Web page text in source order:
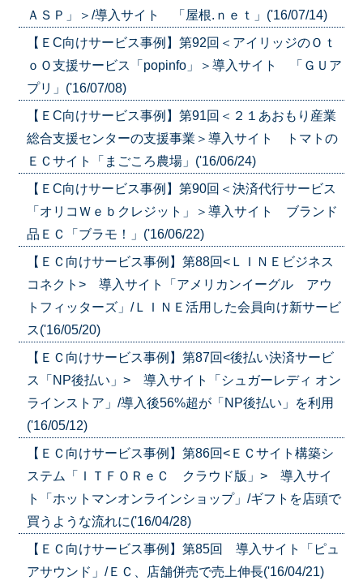
ＡＳＰ」＞/導入サイト 「屋根.ｎｅｔ」('16/07/14)
【ＥC向けサービス事例】第92回＜アイリッジのＯｔ
ｏＯ支援サービス「popinfo」＞導入サイト 「ＧＵア
プリ」('16/07/08)
【ＥC向けサービス事例】第91回＜２１あおもり産業
総合支援センターの支援事業＞導入サイト トマトの
ＥＣサイト「まごころ農場」('16/06/24)
【ＥC向けサービス事例】第90回＜決済代行サービス
「オリコＷｅｂクレジット」＞導入サイト ブランド
品ＥＣ「ブラモ！」('16/06/22)
【ＥＣ向けサービス事例】第88回<ＬＩＮＥビジネス
コネクト> 導入サイト「アメリカンイーグル アウ
トフィッターズ」/ＬＩＮＥ活用した会員向け新サービ
ス('16/05/20)
【ＥＣ向けサービス事例】第87回<後払い決済サービ
ス「NP後払い」> 導入サイト「シュガーレディ オン
ラインストア」/導入後56%超が「NP後払い」を利用
('16/05/12)
【ＥＣ向けサービス事例】第86回<ＥＣサイト構築シ
ステム「ＩＴＦＯＲｅＣ クラウド版」> 導入サイ
ト「ホットマンオンラインショップ」/ギフトを店頭で
買うような流れに('16/04/28)
【ＥＣ向けサービス事例】第85回
導入サイト「ピュ
アサウンド」/ＥＣ、店舗併売で売上伸長('16/04/21)